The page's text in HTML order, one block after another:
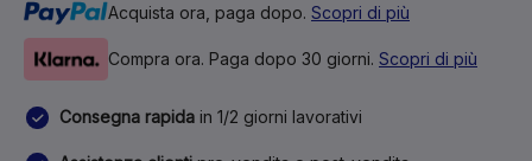
Acquista ora, paga dopo. Scopri di più
Compra ora. Paga dopo 30 giorni. Scopri di più
Consegna rapida in 1/2 giorni lavorativi